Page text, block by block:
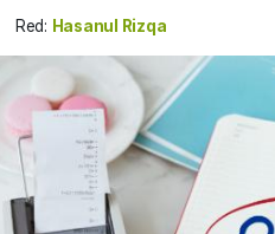
Red: Hasanul Rizqa